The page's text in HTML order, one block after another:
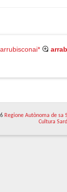
arrubisconai*
Regione Autònoma de sa
Cultura